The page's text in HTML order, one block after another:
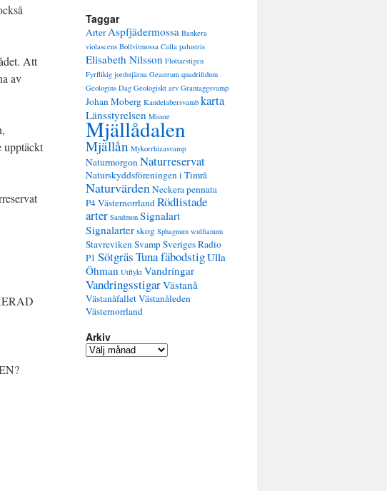
Att
av
upptäckt
Taggar
ArterAspfjädermossa Bankera
violascens Bollvitmossa Calla palustris
Elisabeth Nilsson Flottarstigen
Fyrflikig jordstjärna Geastrum quadrifidum
Geologins Dag Geologiskt arv Grantaggsvamp
Johan Moberg Kandelabersvamb karta
Länsstyrelsen Missne
Mjällådalen
Mjällån Mykorrhizasvamp
NaturmorgonNaturreservat
Naturskyddsföreningen i Timrå
NaturvärdenNeckera pennata
P4 VästernorrlandRödlistade
arter Sandmon Signalart
Signalarterskog Sphagnum wulfianum
StavrevikenSvampSveriges Radio
P1 SötgräsTuna fäbodstigUlla
Öhman Utflykt Vandringar
VandringsstigarVästanå
VästanåfalletVästanåleden
Västernorrland
Arkiv
A